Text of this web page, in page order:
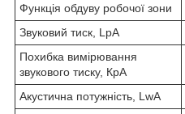
Функція обдуву робочої зони
Звуковий тиск, LpA
Похибка вимірювання
звукового тиску, КpA
Акустична потужність, LwA